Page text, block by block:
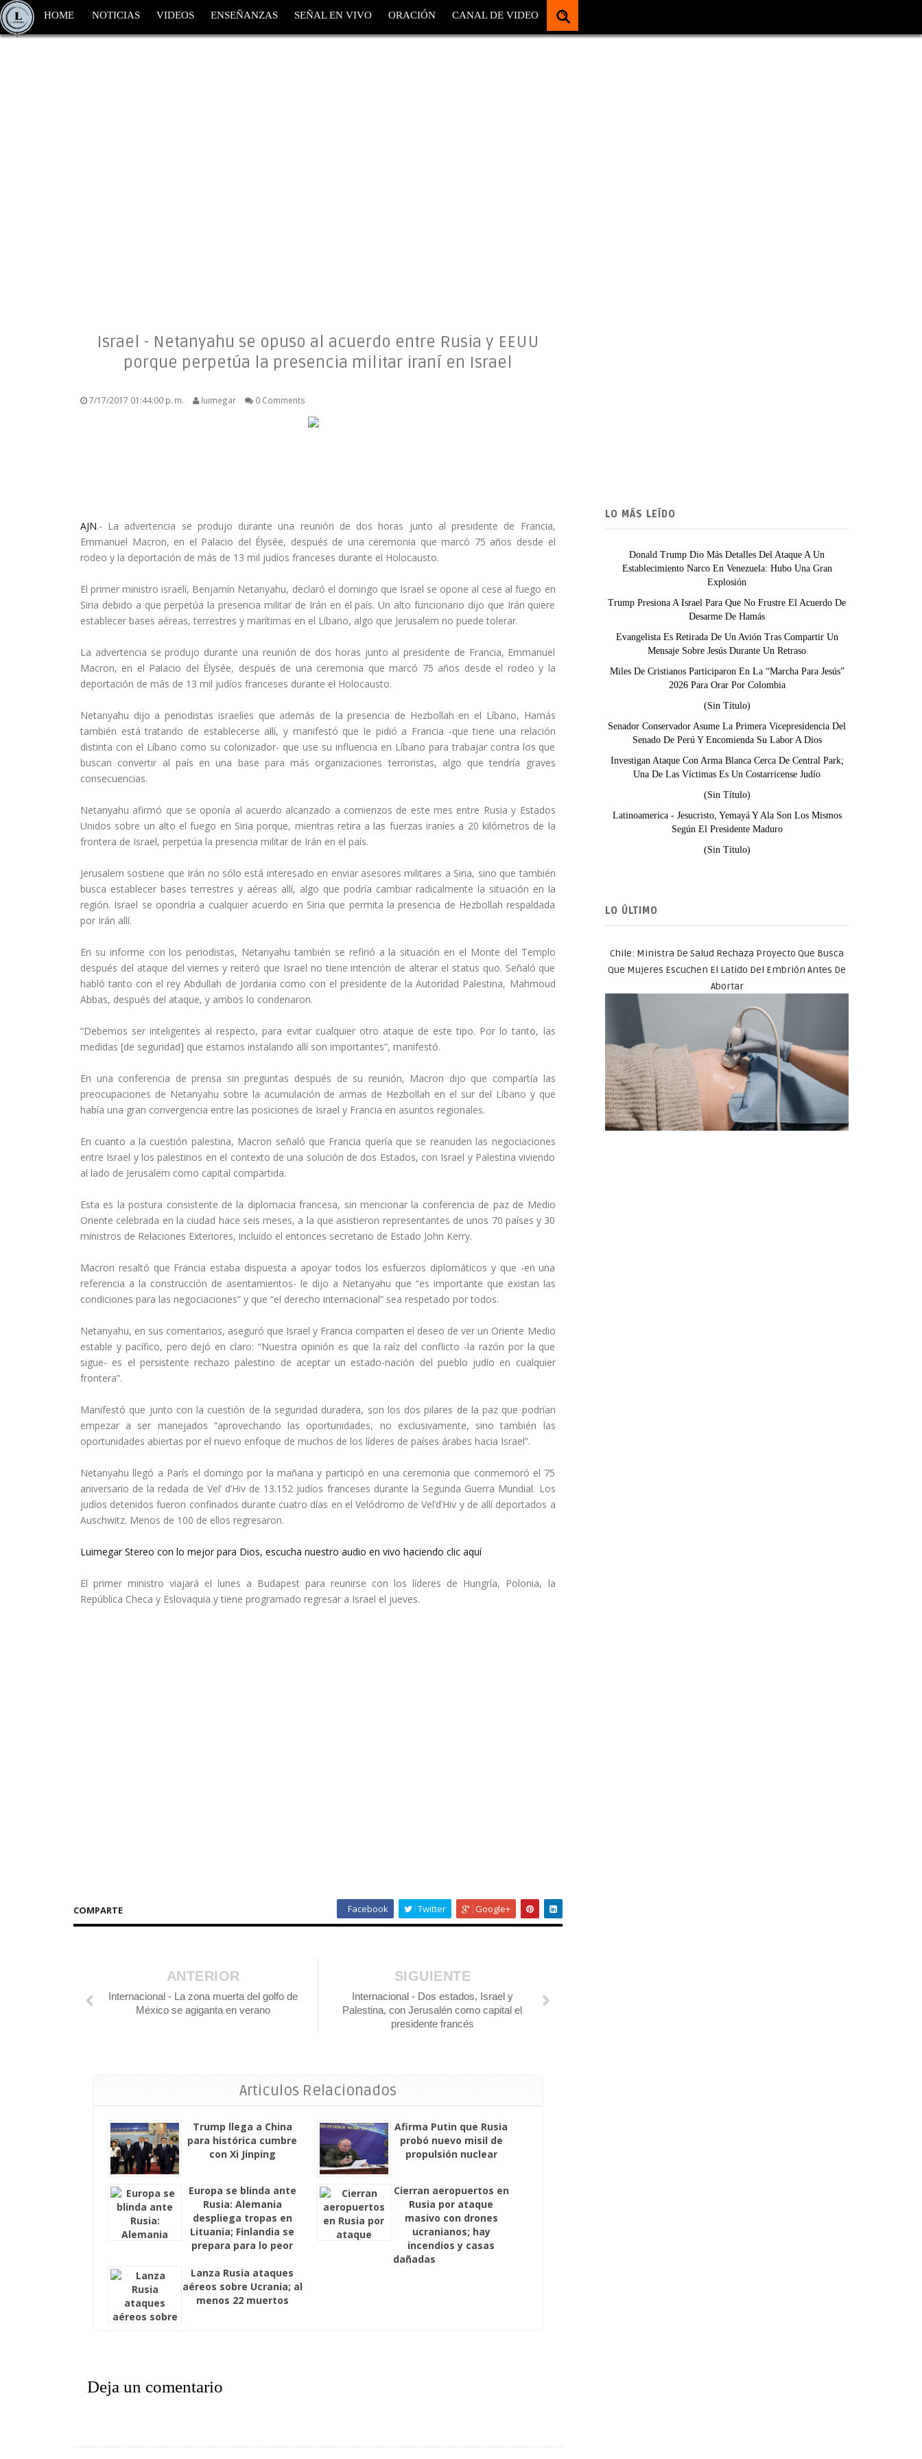
HOME NOTICIAS VIDEOS ENSEÑANZAS SEÑAL EN VIVO ORACIÓN CANAL DE VIDEO
Israel - Netanyahu se opuso al acuerdo entre Rusia y EEUU
porque perpetúa la presencia militar iraní en Israel
7/17/2017 01:44:00 p. m. luimegar 0 Comments
AJN.- La advertencia se produjo durante una reunión de dos horas junto al presidente de Francia,
Emmanuel Macron, en el Palacio del Élysée, después de una ceremonia que marcó 75 años desde el
rodeo y la deportación de más de 13 mil judíos franceses durante el Holocausto.
El primer ministro israelí, Benjamín Netanyahu, declaró el domingo que Israel se opone al cese al fuego en
Siria debido a que perpetúa la presencia militar de Irán en el país. Un alto funcionario dijo que Irán quiere
establecer bases aéreas, terrestres y marítimas en el Líbano, algo que Jerusalem no puede tolerar.
La advertencia se produjo durante una reunión de dos horas junto al presidente de Francia, Emmanuel
Macron, en el Palacio del Élysée, después de una ceremonia que marcó 75 años desde el rodeo y la
deportación de más de 13 mil judíos franceses durante el Holocausto.
Netanyahu dijo a periodistas israelíes que además de la presencia de Hezbollah en el Líbano, Hamás
también está tratando de establecerse allí, y manifestó que le pidió a Francia -que tiene una relación
distinta con el Líbano como su colonizador- que use su influencia en Líbano para trabajar contra los que
buscan convertir al país en una base para más organizaciones terroristas, algo que tendría graves
consecuencias.
Netanyahu afirmó que se oponía al acuerdo alcanzado a comienzos de este mes entre Rusia y Estados
Unidos sobre un alto el fuego en Siria porque, mientras retira a las fuerzas iraníes a 20 kilómetros de la
frontera de Israel, perpetúa la presencia militar de Irán en el país.
Jerusalem sostiene que Irán no sólo está interesado en enviar asesores militares a Siria, sino que también
busca establecer bases terrestres y aéreas allí, algo que podría cambiar radicalmente la situación en la
región. Israel se opondría a cualquier acuerdo en Siria que permita la presencia de Hezbollah respaldada
por Irán allí.
En su informe con los periodistas, Netanyahu también se refirió a la situación en el Monte del Templo
después del ataque del viernes y reiteró que Israel no tiene intención de alterar el status quo. Señaló que
habló tanto con el rey Abdullah de Jordania como con el presidente de la Autoridad Palestina, Mahmoud
Abbas, después del ataque, y ambos lo condenaron.
“Debemos ser inteligentes al respecto, para evitar cualquier otro ataque de este tipo. Por lo tanto, las
medidas [de seguridad] que estamos instalando allí son importantes”, manifestó.
En una conferencia de prensa sin preguntas después de su reunión, Macron dijo que compartía las
preocupaciones de Netanyahu sobre la acumulación de armas de Hezbollah en el sur del Líbano y que
había una gran convergencia entre las posiciones de Israel y Francia en asuntos regionales.
En cuanto a la cuestión palestina, Macron señaló que Francia quería que se reanuden las negociaciones
entre Israel y los palestinos en el contexto de una solución de dos Estados, con Israel y Palestina viviendo
al lado de Jerusalem como capital compartida.
Esta es la postura consistente de la diplomacia francesa, sin mencionar la conferencia de paz de Medio
Oriente celebrada en la ciudad hace seis meses, a la que asistieron representantes de unos 70 países y 30
ministros de Relaciones Exteriores, incluido el entonces secretario de Estado John Kerry.
Macron resaltó que Francia estaba dispuesta a apoyar todos los esfuerzos diplomáticos y que -en una
referencia a la construcción de asentamientos- le dijo a Netanyahu que “es importante que existan las
condiciones para las negociaciones” y que “el derecho internacional” sea respetado por todos.
Netanyahu, en sus comentarios, aseguró que Israel y Francia comparten el deseo de ver un Oriente Medio
estable y pacífico, pero dejó en claro: “Nuestra opinión es que la raíz del conflicto -la razón por la que
sigue- es el persistente rechazo palestino de aceptar un estado-nación del pueblo judío en cualquier
frontera”.
Manifestó que junto con la cuestión de la seguridad duradera, son los dos pilares de la paz que podrían
empezar a ser manejados “aprovechando las oportunidades, no exclusivamente, sino también las
oportunidades abiertas por el nuevo enfoque de muchos de los líderes de países árabes hacia Israel”.
Netanyahu llegó a París el domingo por la mañana y participó en una ceremonia que conmemoró el 75
aniversario de la redada de Vel’ d’Hiv de 13.152 judíos franceses durante la Segunda Guerra Mundial. Los
judíos detenidos fueron confinados durante cuatro días en el Velódromo de Vel’d’Hiv y de allí deportados a
Auschwitz. Menos de 100 de ellos regresaron.
Luimegar Stereo con lo mejor para Dios, escucha nuestro audio en vivo haciendo clic aquí
El primer ministro viajará el lunes a Budapest para reunirse con los líderes de Hungría, Polonia, la
República Checa y Eslovaquia y tiene programado regresar a Israel el jueves.
COMPARTE Facebook Twitter Google+
SIGUIENTE
Internacional - Dos estados, Israel y
Palestina, con Jerusalén como capital el
presidente francés
ANTERIOR
Internacional - La zona muerta del golfo de
México se agiganta en verano
Articulos Relacionados
Trump llega a China
para histórica cumbre
con Xi Jinping
Afirma Putin que Rusia
probó nuevo misil de
propulsión nuclear
Europa se blinda ante
Rusia: Alemania
despliega tropas en
Lituania; Finlandia se
prepara para lo peor
Cierran aeropuertos en
Rusia por ataque
masivo con drones
ucranianos; hay
incendios y casas
dañadas
Lanza Rusia ataques
aéreos sobre Ucrania; al
menos 22 muertos
Deja un comentario
LO MÁS LEÍDO
Donald Trump Dio Más Detalles Del Ataque A Un
Establecimiento Narco En Venezuela: Hubo Una Gran
Explosión
Trump Presiona A Israel Para Que No Frustre El Acuerdo De
Desarme De Hamás
Evangelista Es Retirada De Un Avión Tras Compartir Un
Mensaje Sobre Jesús Durante Un Retraso
Miles De Cristianos Participaron En La “Marcha Para Jesús”
2026 Para Orar Por Colombia
(sin Título)
Senador Conservador Asume La Primera Vicepresidencia Del
Senado De Perú Y Encomienda Su Labor A Dios
Investigan Ataque Con Arma Blanca Cerca De Central Park;
Una De Las Víctimas Es Un Costarricense Judío
(sin Título)
Latinoamerica - Jesucristo, Yemayá Y Ala Son Los Mismos
Según El Presidente Maduro
(sin Título)
LO ÚLTIMO
Chile: Ministra De Salud Rechaza Proyecto Que Busca
Que Mujeres Escuchen El Latido Del Embrión Antes De
Abortar